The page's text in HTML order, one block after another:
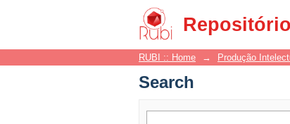
Search
RUBI :: Home → Produção
Search